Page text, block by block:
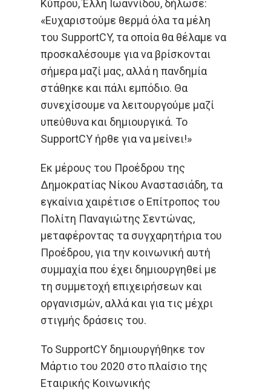
Κύπρου, Έλλη Ιωαννίδου, δήλωσε:
«Ευχαριστούμε θερμά όλα τα μέλη
του SupportCY, τα οποία θα θέλαμε να
προσκαλέσουμε για να βρίσκονται
σήμερα μαζί μας, αλλά η πανδημία
στάθηκε και πάλι εμπόδιο. Θα
συνεχίσουμε να λειτουργούμε μαζί
υπεύθυνα και δημιουργικά. Το
SupportCY ήρθε για να μείνει!»
Εκ μέρους του Προέδρου της
Δημοκρατίας Νίκου Αναστασιάδη, τα
εγκαίνια χαιρέτισε ο Επίτροπος του
Πολίτη Παναγιώτης Σεντώνας,
μεταφέροντας τα συγχαρητήρια του
Προέδρου, για την κοινωνική αυτή
συμμαχία που έχει δημιουργηθεί με
τη συμμετοχή επιχειρήσεων και
οργανισμών, αλλά και για τις μέχρι
στιγμής δράσεις του.
Το SupportCY δημιουργήθηκε τον
Μάρτιο του 2020 στο πλαίσιο της
Εταιρικής Κοινωνικής